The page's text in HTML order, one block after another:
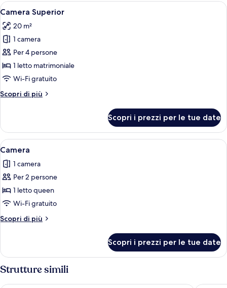
Apri
tutte
le
foto
per
Camera
Superior
Un letto rifatto con cura, copriletto
7
Camera Superior
20 m²
1 camera
Per 4 persone
1 letto matrimoniale
Wi-Fi gratuito
Scopri di più
Altri
Superior
Scopri i prezzi per le tue date
Apri
tutte
le
foto
per
Camera
Una camera da letto moderna con
4
Camera
1 camera
Per 2 persone
1 letto queen
Wi-Fi gratuito
Scopri di più
Altri
Scopri i prezzi per le tue date
Strutture simili